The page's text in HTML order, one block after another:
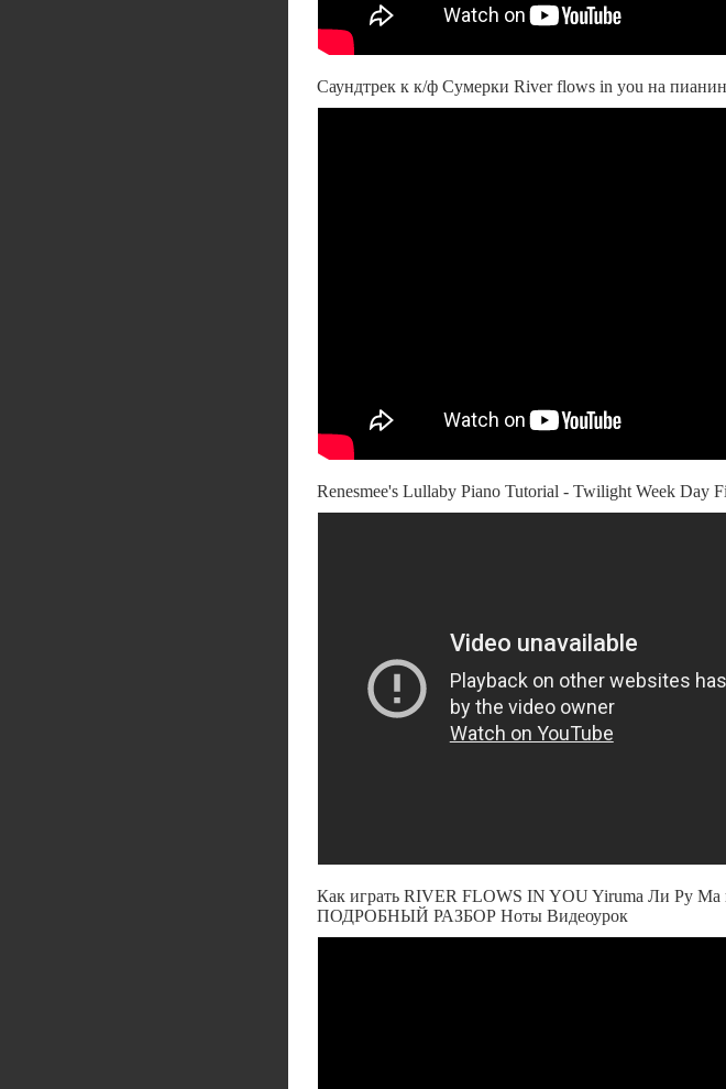
Саундтрек к к/ф Сумерки River flows in you на
Renesmee's Lullaby Piano Tutorial - Twilight Week Day
Как играть RIVER FLOWS IN YOU Yiruma Ли Ру Ма
ПОДРОБНЫЙ РАЗБОР Ноты Видеоурок